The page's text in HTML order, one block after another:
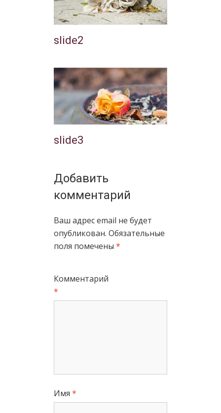
slide2
slide3
Добавить
комментарий
Ваш адрес email не будет
опубликован. Обязательные
поля помечены *
Комментарий
*
Имя *